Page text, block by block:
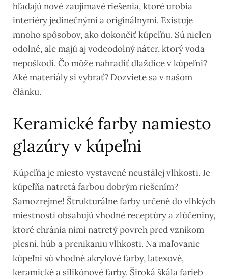
hľadajú nové zaujímavé riešenia, ktoré urobia
interiéry jedinečnými a originálnymi. Existuje
mnoho spôsobov, ako dokončiť kúpeľňu. Sú nielen
odolné, ale majú aj vodeodolný náter, ktorý voda
nepoškodí. Čo môže nahradiť dlaždice v kúpeľni?
Aké materiály si vybrať? Dozviete sa v našom
článku.
Keramické farby namiesto
glazúry v kúpeľni
Kúpeľňa je miesto vystavené neustálej vlhkosti. Je
kúpeľňa natretá farbou dobrým riešením?
Samozrejme! Štrukturálne farby určené do vlhkých
miestností obsahujú vhodné receptúry a zlúčeniny,
ktoré chránia nimi natretý povrch pred vznikom
plesní, húb a prenikaniu vlhkosti. Na maľovanie
kúpeľní sú vhodné akrylové farby, latexové,
keramické a silikónové farby. Široká škála farieb